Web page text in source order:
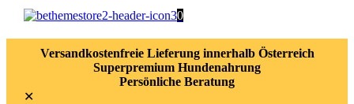
0
Versandkostenfreie Lieferung innerhalb Österreich
Superpremium Hundenahrung
Persönliche Beratung
✕